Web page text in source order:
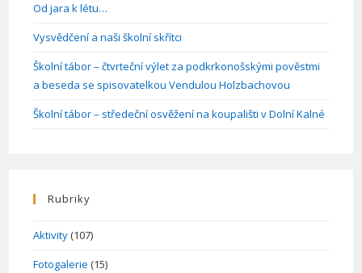
Od jara k létu…
Vysvědčení a naši školní skřítci
Školní tábor – čtvrteční výlet za podkrkonošskými pověstmi
a beseda se spisovatelkou Vendulou Holzbachovou
Školní tábor – středeční osvěžení na koupališti v Dolní Kalné
Rubriky
Aktivity (107)
Fotogalerie (15)